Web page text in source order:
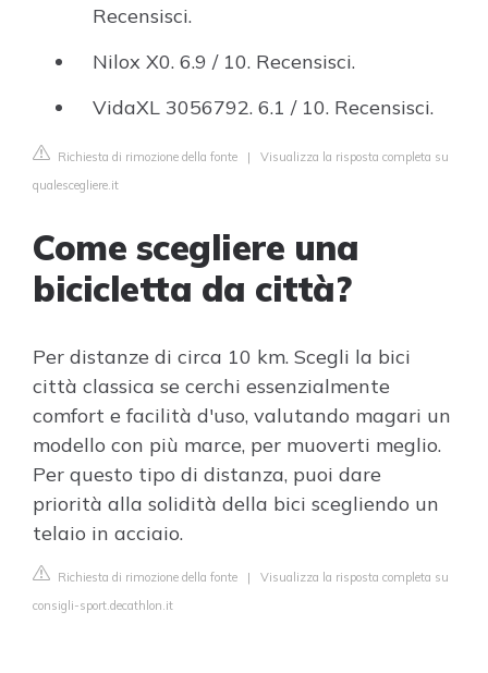
Recensisci.
Nilox X0. 6.9 / 10. Recensisci.
VidaXL 3056792. 6.1 / 10. Recensisci.
Richiesta di rimozione della fonte | Visualizza la risposta completa su
qualescegliere.it
Come scegliere una
bicicletta da città?
Per distanze di circa 10 km. Scegli la bici
città classica se cerchi essenzialmente
comfort e facilità d'uso, valutando magari un
modello con più marce, per muoverti meglio.
Per questo tipo di distanza, puoi dare
priorità alla solidità della bici scegliendo un
telaio in acciaio.
Richiesta di rimozione della fonte | Visualizza la risposta completa su
consigli-sport.decathlon.it